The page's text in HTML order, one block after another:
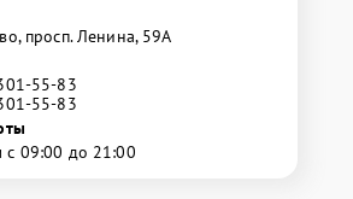
просп. Ленина, 59А
55-83
55-83
с 09:00 до 21:00